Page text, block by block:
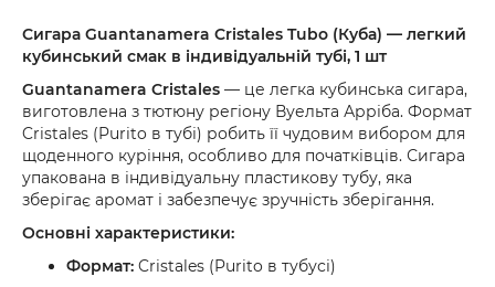
Сигара Guantanamera Cristales Tubo (Куба) — легкий
кубинський смак в індивідуальній тубі, 1 шт
Guantanamera Cristales — це легка кубинська сигара,
виготовлена з тютюну регіону Вуельта Арріба. Формат
Cristales (Purito в тубі) робить її чудовим вибором для
щоденного куріння, особливо для початківців. Сигара
упакована в індивідуальну пластикову тубу, яка
зберігає аромат і забезпечує зручність зберігання.
Основні характеристики:
Формат: Cristales (Purito в тубусі)